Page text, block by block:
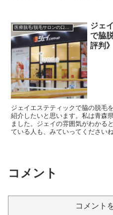
ジェ
で脇
評判》
ジェイエステティックで脇の脱毛
紹介したいと思います。私は青森
ました。ジェイの雰囲気がわかる
ている人も、みていってください
コメント
コメント